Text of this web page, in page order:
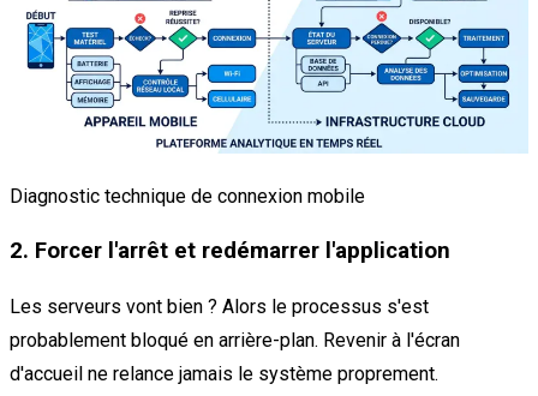
Diagnostic technique de connexion mobile
2. Forcer l'arrêt et redémarrer l'application
Les serveurs vont bien ? Alors le processus s'est
probablement bloqué en arrière-plan. Revenir à l'écran
d'accueil ne relance jamais le système proprement.